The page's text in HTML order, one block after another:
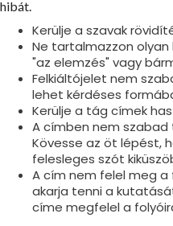
hibát.
Kerülje a szavak
Ne tartalmazzon
"az elemzés" vagy
Felkiáltójelet nem
lehet kérdéses
Kerülje a tág címek
A címben nem szabad
Kövesse az öt lépést,
felesleges szót
A cím nem felel meg a
akarja tenni a
címe megfelel a